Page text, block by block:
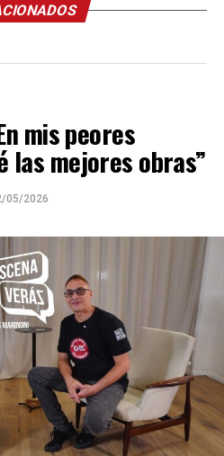
mis peores
las mejores obras”
05/2026